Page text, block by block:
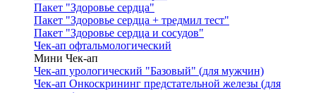
Пакет "Здоровье сердца"
Пакет "Здоровье сердца + тредмил тест"
Пакет "Здоровье сердца и сосудов"
Чек-ап офтальмологический
Мини Чек-ап
Чек-ап урологический "Базовый" (для мужчин)
Чек-ап Онкоскрининг предстательной железы (для